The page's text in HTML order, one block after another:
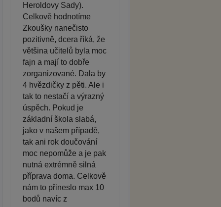
Heroldovy Sady).
Celkově hodnotíme
Zkoušky nanečisto
pozitivně, dcera říká, že
většina učitelů byla moc
fajn a mají to dobře
zorganizované. Dala by
4 hvězdičky z pěti. Ale i
tak to nestačí a výrazný
úspěch. Pokud je
základní škola slabá,
jako v našem případě,
tak ani rok doučování
moc nepomůže a je pak
nutná extrémně silná
příprava doma. Celkově
nám to přineslo max 10
bodů navíc z